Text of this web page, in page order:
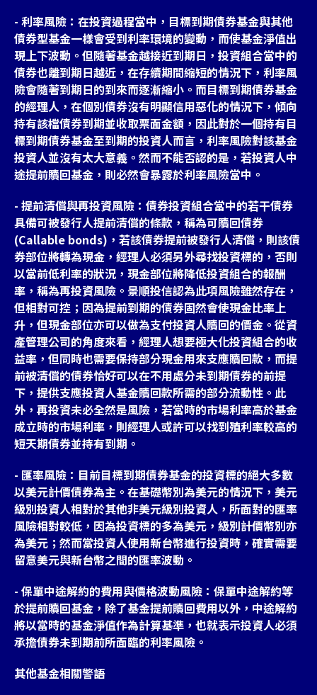
- 利率風險：在投資過程當中，目標到期債券基金與其他
債券型基金一樣會受到利率環境的變動，而使基金淨值出
現上下波動。但隨著基金越接近到期日，投資組合當中的
債券也離到期日越近，在存續期間縮短的情況下，利率風
險會隨著到期日的到來而逐漸縮小。而目標到期債券基金
的經理人，在個別債券沒有明顯信用惡化的情況下，傾向
持有該檔債券到期並收取票面金額，因此對於一個持有目
標到期債券基金至到期的投資人而言，利率風險對該基金
投資人並沒有太大意義。然而不能否認的是，若投資人中
途提前贖回基金，則必然會暴露於利率風險當中。
- 提前清償與再投資風險：債券投資組合當中的若干債券
具備可被發行人提前清償的條款，稱為可贖回債券
(Callable bonds)，若該債券提前被發行人清償，則該債
券部位將轉為現金，經理人必須另外尋找投資標的，否則
以當前低利率的狀況，現金部位將降低投資組合的報酬
率，稱為再投資風險。景順投信認為此項風險雖然存在，
但相對可控；因為提前到期的債券固然會使現金比率上
升，但現金部位亦可以做為支付投資人贖回的價金。從資
產管理公司的角度來看，經理人想要極大化投資組合的收
益率，但同時也需要保持部分現金用來支應贖回款，而提
前被清償的債券恰好可以在不用處分未到期債券的前提
下，提供支應投資人基金贖回款所需的部分流動性。此
外，再投資未必全然是風險，若當時的市場利率高於基金
成立時的市場利率，則經理人或許可以找到殖利率較高的
短天期債券並持有到期。
- 匯率風險：目前目標到期債券基金的投資標的絕大多數
以美元計價債券為主。在基礎幣別為美元的情況下，美元
級別投資人相對於其他非美元級別投資人，所面對的匯率
風險相對較低，因為投資標的多為美元，級別計價幣別亦
為美元；然而當投資人使用新台幣進行投資時，確實需要
留意美元與新台幣之間的匯率波動。
- 保單中途解約的費用與價格波動風險：保單中途解約等
於提前贖回基金，除了基金提前贖回費用以外，中途解約
將以當時的基金淨值作為計算基準，也就表示投資人必須
承擔債券未到期前所面臨的利率風險。
其他基金相關警語